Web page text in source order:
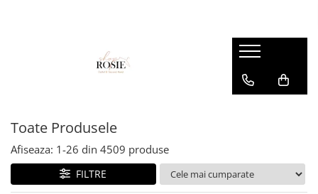
Femei
Genti
Blugi
Bluze/Topuri
Copii
Bluze
Camasi
Geci
Hanorace
Bluze
body
Camasi
Geci
Toate Produsele
Afiseaza: 1-26 din 4509 produse
FILTRE